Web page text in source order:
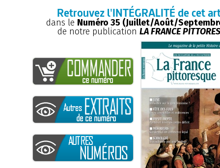
Retrouvez l'INTÉGRALITÉ de cet
dans le Numéro 35 (Juillet/Août/
de notre publication LA FRANCE